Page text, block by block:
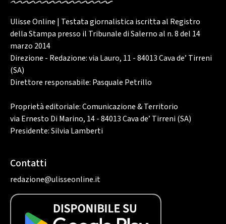
Ulisse Online | Testata giornalistica iscritta al Registro
della Stampa presso il Tribunale di Salerno al n. 8 del 14
marzo 2014
Direzione - Redazione: via Lauro, 11 - 84013 Cava de’ Tirreni
(SA)
Direttore responsabile: Pasquale Petrillo
Proprietà editoriale: Comunicazione & Territorio
via Ernesto Di Marino, 14 - 84013 Cava de’ Tirreni (SA)
Presidente: Silvia Lamberti
Contatti
redazione@ulisseonline.it